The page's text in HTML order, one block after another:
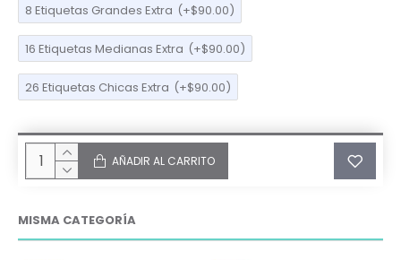
8 Etiquetas Grandes Extra (+$90.00)
16 Etiquetas Medianas Extra (+$90.00)
26 Etiquetas Chicas Extra (+$90.00)
AÑADIR AL CARRITO
MISMA CATEGORÍA